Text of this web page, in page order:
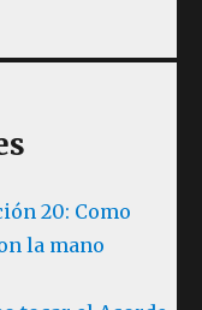
20: Como
la mano